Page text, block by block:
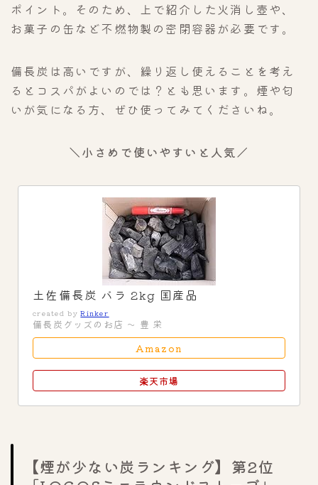
ポイント。そのため、上で紹介した火消し壺や、
お菓子の缶など不燃物製の密閉容器が必要です。
備長炭は高いですが、繰り返し使えることを考え
るとコスパがよいのでは？とも思います。煙や匂
いが気になる方、ぜひ使ってみてくださいね。
＼小さめで使いやすいと人気／
土佐備長炭 バラ 2kg 国産品
created byRinker
備長炭グッズのお店 ～ 豊 栄
Amazon
楽天市場
【煙が少ない炭ランキング】第2位